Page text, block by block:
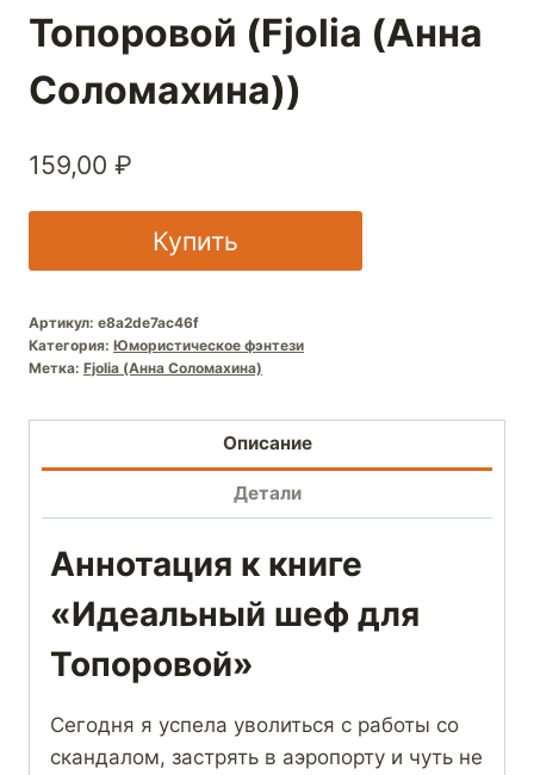
Топоровой (Fjolia (Анна
Соломахина))
159,00 ₽
Купить
Артикул: e8a2de7ac46f
Категория: Юмористическое фэнтези
Метка: Fjolia (Анна Соломахина)
Описание
Детали
Аннотация к книге
«Идеальный шеф для
Топоровой»
Сегодня я успела уволиться с работы со
скандалом, застрять в аэропорту и чуть не